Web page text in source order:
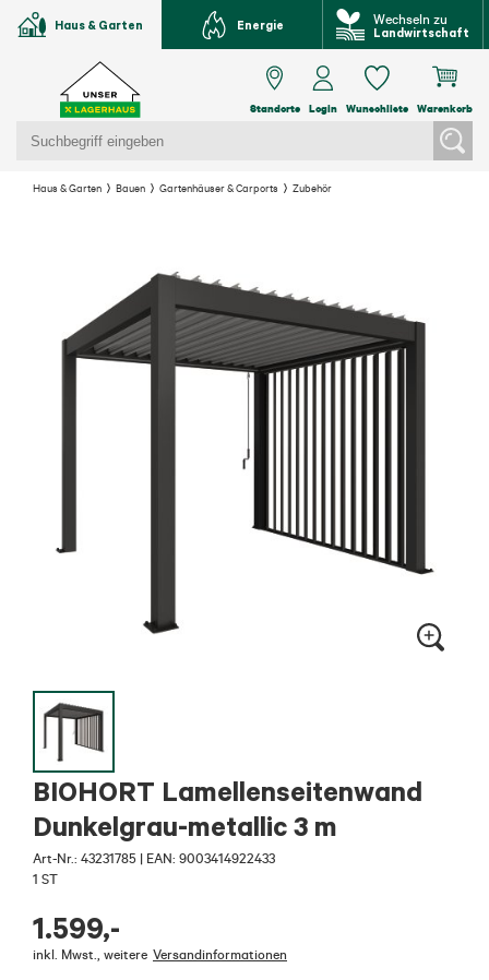
Haus & Garten Energie Wechseln zu
Landwirtschaft
Standorte Login Wunschliste Warenkorb
Haus & Garten Bauen Gartenhäuser & Carports Zubehör
BIOHORT Lamellenseitenwand
Dunkelgrau-metallic 3 m
Art-Nr.: 43231785 | EAN: 9003414922433
1 ST
1.599,-
inkl. Mwst. weitere Versandinformationen